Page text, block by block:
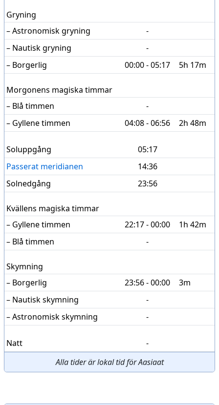
Gryning
– Astronomisk gryning
-
– Nautisk gryning
-
– Borgerlig
00:00 - 05:17 5h 17m
Morgonens magiska timmar
– Blå timmen
-
– Gyllene timmen
04:08 - 06:56 2h 48m
Soluppgång
05:17
Passerat meridianen
14:36
Solnedgång
23:56
Kvällens magiska timmar
– Gyllene timmen
22:17 - 00:00
1h 42m
– Blå timmen
-
Skymning
– Borgerlig
23:56 - 00:00
3m
– Nautisk skymning
-
– Astronomisk skymning
-
Natt
-
Alla tider är lokal tid för Aasiaat